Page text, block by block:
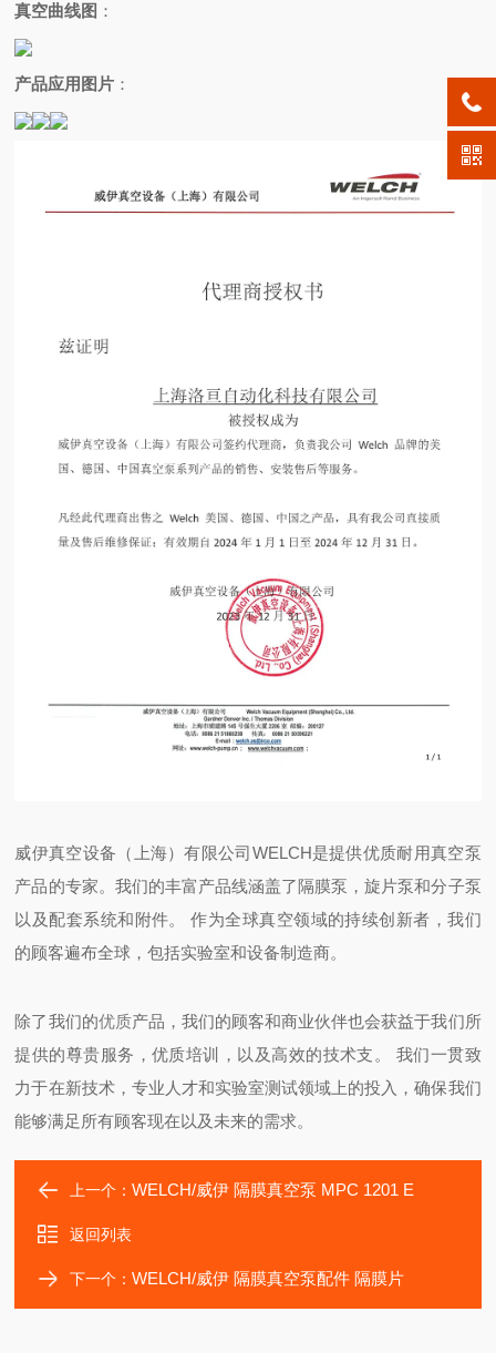
真空曲线图 ：
产品应用图片 ：
威伊真空设备（上海）有限公司WELCH是提供优质耐用真空泵
产品的专家。我们的丰富产品线涵盖了隔膜泵，旋片泵和分子泵
以及配套系统和附件。 作为全球真空领域的持续创新者，我们
的顾客遍布全球，包括实验室和设备制造商。
除了我们的优质产品，我们的顾客和商业伙伴也会获益于我们所
提供的尊贵服务，优质培训，以及高效的技术支。 我们一贯致
力于在新技术，专业人才和实验室测试领域上的投入，确保我们
能够满足所有顾客现在以及未来的需求。
上一个：WELCH/威伊 隔膜真空泵 MPC 1201 E
返回列表
下一个：WELCH/威伊 隔膜真空泵配件 隔膜片